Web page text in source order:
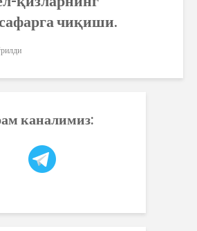
чиқиши.
каналимиз: